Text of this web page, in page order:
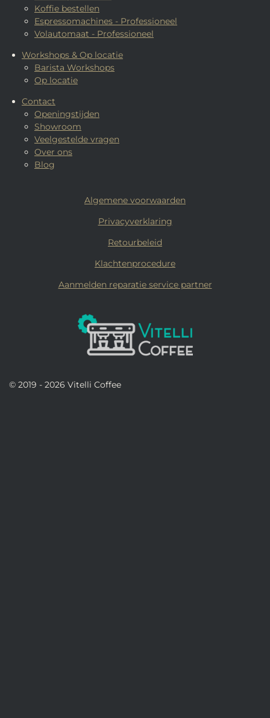
Koffie bestellen
Espressomachines - Professioneel
Volautomaat - Professioneel
Workshops & Op locatie
Barista Workshops
Op locatie
Contact
Openingstijden
Showroom
Veelgestelde vragen
Over ons
Blog
Algemene voorwaarden
Privacyverklaring
Retourbeleid
Klachtenprocedure
Aanmelden reparatie service partner
© 2019 - 2026 Vitelli Coffee